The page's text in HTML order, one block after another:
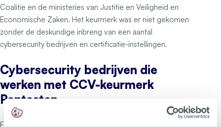
Coalitie en de ministeries van Justitie en Veiligheid en
Economische Zaken. Het keurmerk was er niet gekomen
zonder de deskundige inbreng van een aantal
cybersecurity bedrijven en certificatie-instellingen.
Cybersecurity bedrijven die
werken met CCV-keurmerk
Pentesten
Er zijn 10 cybersecurity bedrijven die pentesten met CCV-